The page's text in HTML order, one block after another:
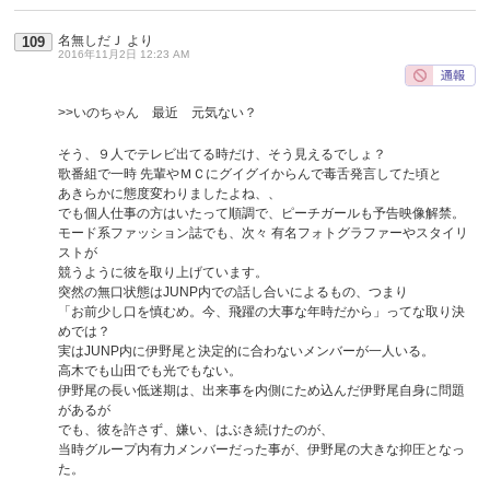
109 名無しだＪ より
2016年11月2日 12:23 AM
>>いのちゃん 最近 元気ない？
そう、９人でテレビ出てる時だけ、そう見えるでしょ？
歌番組で一時 先輩やＭＣにグイグイからんで毒舌発言してた頃と
あきらかに態度変わりましたよね、、
でも個人仕事の方はいたって順調で、ピーチガールも予告映像解禁。
モード系ファッション誌でも、次々 有名フォトグラファーやスタイリ
ストが
競うように彼を取り上げています。
突然の無口状態はJUNP内での話し合いによるもの、つまり
「お前少し口を慎むめ。今、飛躍の大事な年時だから」ってな取り決
めでは？
実はJUNP内に伊野尾と決定的に合わないメンバーが一人いる。
高木でも山田でも光でもない。
伊野尾の長い低迷期は、出来事を内側にため込んだ伊野尾自身に問題
があるが
でも、彼を許さず、嫌い、はぶき続けたのが、
当時グループ内有力メンバーだった事が、伊野尾の大きな抑圧となっ
た。